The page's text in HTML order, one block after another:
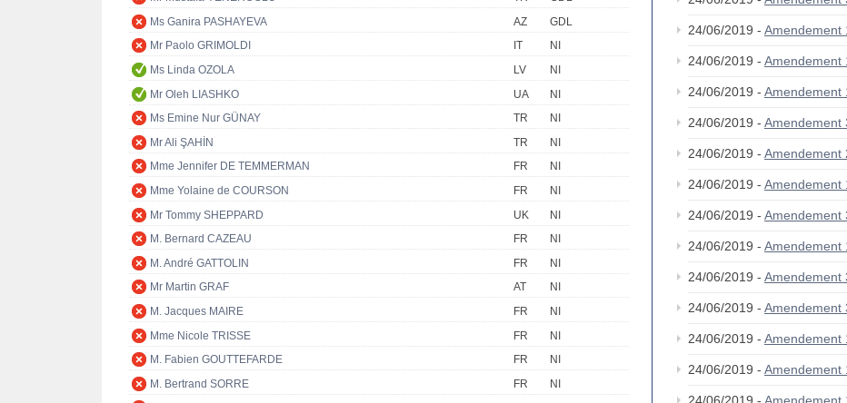
Ms Ganira PASHAYEVA
AZ
GDL
Mr Paolo GRIMOLDI
IT
NI
Ms Linda OZOLA
LV
NI
Mr Oleh LIASHKO
UA
NI
Ms Emine Nur GÜNAY
TR
NI
Mr Ali ŞAHİN
TR
NI
Mme Jennifer DE TEMMERMAN
FR
NI
Mme Yolaine de COURSON
FR
NI
Mr Tommy SHEPPARD
UK
NI
M. Bernard CAZEAU
FR
NI
M. André GATTOLIN
FR
NI
Mr Martin GRAF
AT
NI
M. Jacques MAIRE
FR
NI
Mme Nicole TRISSE
FR
NI
M. Fabien GOUTTEFARDE
FR
NI
M. Bertrand SORRE
FR
NI
24/06/2019 - Amendement
24/06/2019 - Amendement
24/06/2019 - Amendement
24/06/2019 - Amendement
24/06/2019 - Amendement
24/06/2019 - Amendement
24/06/2019 - Amendement
24/06/2019 - Amendement
24/06/2019 - Amendement
24/06/2019 - Amendement
24/06/2019 - Amendement
24/06/2019 - Amendement